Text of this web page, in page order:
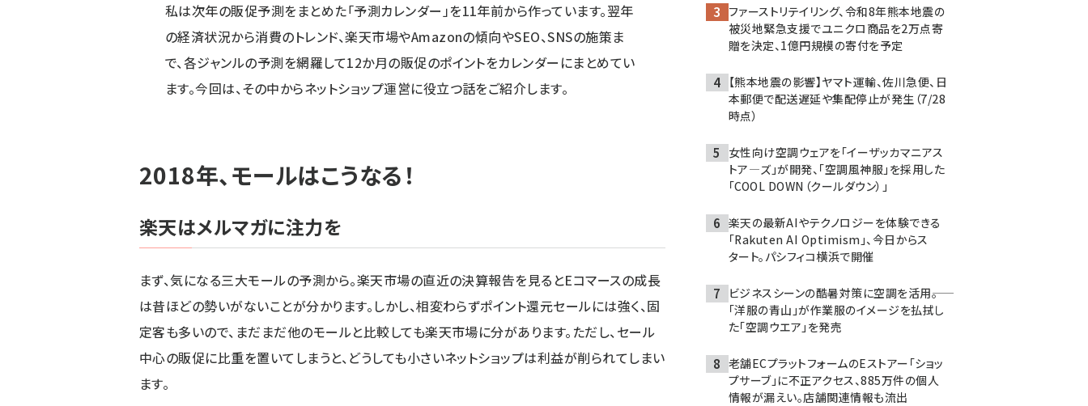
私は次年の販促予測をまとめた「予測カレンダー」を11年前から作っています。翌年
の経済状況から消費のトレンド、楽天市場やAmazonの傾向やSEO、SNSの施策ま
で、各ジャンルの予測を網羅して12か月の販促のポイントをカレンダーにまとめてい
ます。今回は、その中からネットショップ運営に役立つ話をご紹介します。
2018年、モールはこうなる！
楽天はメルマガに注力を
まず、気になる三大モールの予測から。楽天市場の直近の決算報告を見るとEコマースの成長
は昔ほどの勢いがないことが分かります。しかし、相変わらずポイント還元セールには強く、固
定客も多いので、まだまだ他のモールと比較しても楽天市場に分があります。ただし、セール
中心の販促に比重を置いてしまうと、どうしても小さいネットショップは利益が削られてしまい
ます。
ファーストリテイリング、令和8年熊本地震の
被災地緊急支援でユニクロ商品を2万点寄
贈を決定、1億円規模の寄付を予定
【熊本地震の影響】ヤマト運輸、佐川急便、日
本郵便で配送遅延や集配停止が発生（7/28
時点）
女性向け空調ウェアを「イーザッカマニアス
トア―ズ」が開発、「空調風神服」を採用した
「COOL DOWN（クールダウン）」
楽天の最新AIやテクノロジーを体験できる
「Rakuten AI Optimism」、今日からス
タート。パシフィコ横浜で開催
ビジネスシーンの酷暑対策に空調を活用――。
「洋服の青山」が作業服のイメージを払拭し
た「空調ウエア」を発売
老舗ECプラットフォームのEストアー「ショッ
プサーブ」に不正アクセス、885万件の個人
情報が漏えい。店舗関連情報も流出